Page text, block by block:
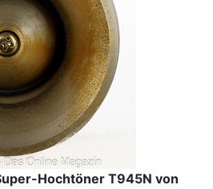
Hochtöner T945N von